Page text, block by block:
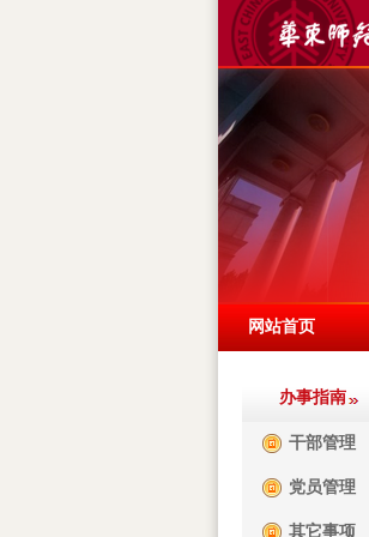
网站首页
办事指南
干部管理
党员管理
其它事项